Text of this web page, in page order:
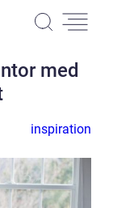
med
inspiration